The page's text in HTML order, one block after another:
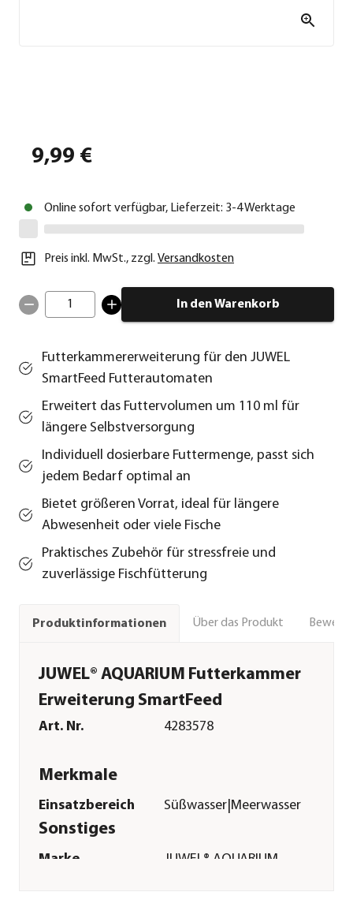
9,99 €
Online sofort verfügbar, Lieferzeit: 3-4 Werktage
Preis inkl. MwSt., zzgl. Versandkosten
1 In den Warenkorb
Futterkammererweiterung für den JUWEL
SmartFeed Futterautomaten
Erweitert das Futtervolumen um 110 ml für
längere Selbstversorgung
Individuell dosierbare Futtermenge, passt sich
jedem Bedarf optimal an
Bietet größeren Vorrat, ideal für längere
Abwesenheit oder viele Fische
Praktisches Zubehör für stressfreie und
zuverlässige Fischfütterung
Produktinformationen Über das Produkt
JUWEL® AQUARIUM Futterkammer
Erweiterung SmartFeed
Art. Nr. 4283578
Merkmale
Einsatzbereich Süßwasser|Meerwasser
Sonstiges
Marke JUWEL® AQUARIUM